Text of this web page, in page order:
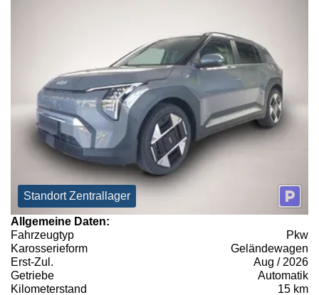
Standort Zentrallager
Allgemeine Daten:
Fahrzeugtyp
Pkw
Karosserieform
Geländewagen
Erst-Zul.
Aug / 2026
Getriebe
Automatik
Kilometerstand
15 km